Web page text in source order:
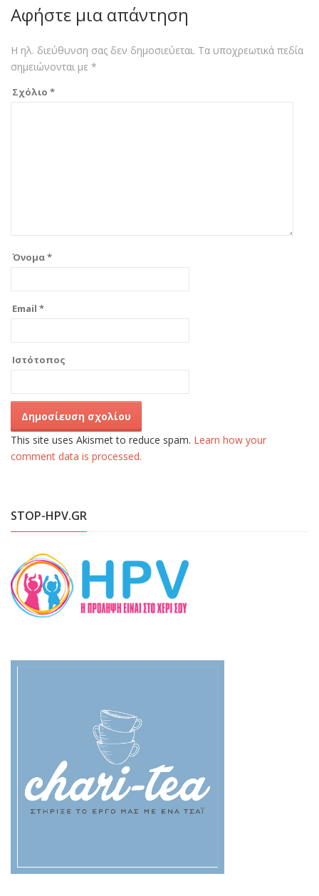
Αφήστε μια απάντηση
Η ηλ. διεύθυνση σας δεν δημοσιεύεται. Τα υποχρεωτικά πεδία
σημειώνονται με *
Σχόλιο *
Όνομα*
Email *
Ιστότοπος
This site uses Akismet to reduce spam. Learn how your
comment data is processed.
STOP-HPV.GR